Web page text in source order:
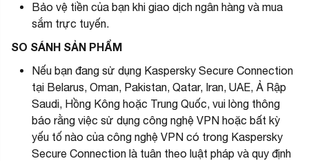
Bảo vệ tiền của bạn khi giao dịch ngân hàng và mua
sắm trực tuyến.
SO SÁNH SẢN PHẨM
Nếu bạn đang sử dụng Kaspersky Secure Connection
tại Belarus, Oman, Pakistan, Qatar, Iran, UAE, Ả Rập
Saudi, Hồng Kông hoặc Trung Quốc, vui lòng thông
báo rằng việc sử dụng công nghệ VPN hoặc bất kỳ
yếu tố nào của công nghệ VPN có trong Kaspersky
Secure Connection là tuân theo luật pháp và quy định